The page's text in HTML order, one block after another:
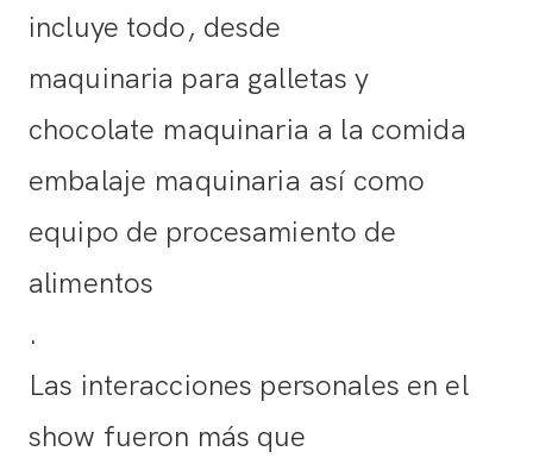
incluye todo, desde
maquinaria para galletas y
chocolate maquinaria a la comida
embalaje maquinaria así como
equipo de procesamiento de
alimentos
.
Las interacciones personales en el
show fueron más que